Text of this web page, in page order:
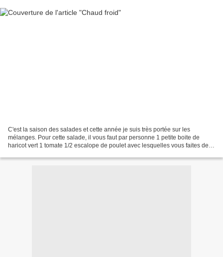
C'est la saison des salades et cette année je suis très portée sur les
mélanges. Pour cette salade, il vous faut par personne 1 petite boite de
haricot vert 1 tomate 1/2 escalope de poulet avec lesquelles vous faites des